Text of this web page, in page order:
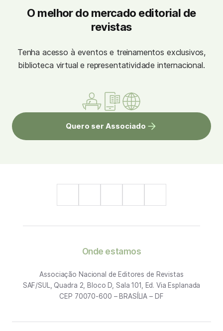
O melhor do mercado editorial de
revistas
Tenha acesso à eventos e treinamentos exclusivos,
biblioteca virtual e representatividade internacional.
Quero ser Associado
Onde estamos
Associação Nacional de Editores de Revistas
SAF/SUL, Quadra 2, Bloco D, Sala 101, Ed. Via Esplanada
CEP 70070-600 – BRASÍLIA – DF